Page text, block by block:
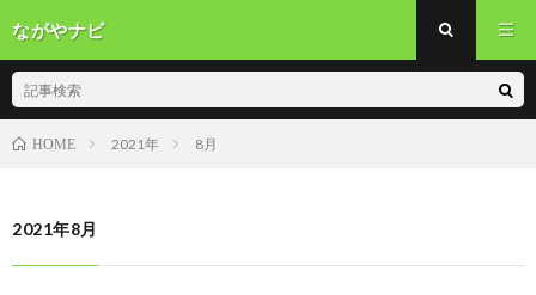
ながやナビ
HOME 2021年 8月
2021年8月